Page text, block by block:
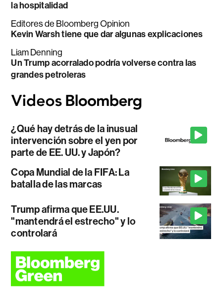
la hospitalidad
Editores de Bloomberg Opinion
Kevin Warsh tiene que dar algunas explicaciones
Liam Denning
Un Trump acorralado podría volverse contra las
grandes petroleras
¿Qué hay detrás de la inusual
intervención sobre el yen por
parte de EE. UU. y Japón?
Copa Mundial de la FIFA: La
batalla de las marcas
Trump afirma que EE.UU.
"mantendrá el estrecho" y lo
controlará